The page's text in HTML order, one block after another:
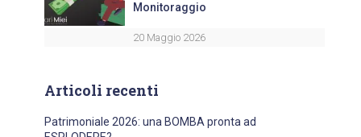
Monitoraggio
20 Maggio 2026
Articoli recenti
Patrimoniale 2026: una BOMBA pronta ad